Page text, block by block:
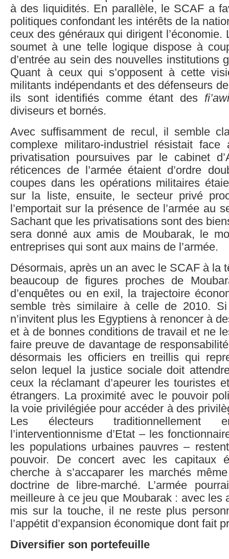
à des liquidités. En parallèle, le SCAF a
politiques confondant les intérêts de la
ceux des généraux qui dirigent l’économie.
soumet à une telle logique dispose à
d’entrée au sein des nouvelles institutions
Quant à ceux qui s’opposent à cette
militants indépendants et des défenseurs
ils sont identifiés comme étant des
diviseurs et bornés.
Avec suffisamment de recul, il semble
complexe militaro-industriel résistait face
privatisation poursuives par le cabinet
réticences de l’armée étaient d’ordre
coupes dans les opérations militaires
sur la liste, ensuite, le secteur privé
l’emportait sur la présence de l’armée au
Sachant que les privatisations sont des
sera donné aux amis de Moubarak, le
entreprises qui sont aux mains de l’armée.
Désormais, après un an avec le SCAF à la
beaucoup de figures proches de
d’enquêtes ou en exil, la trajectoire
semble très similaire à celle de 2010.
n’invitent plus les Egyptiens à renoncer à
et à de bonnes conditions de travail et ne
faire preuve de davantage de
désormais les officiers en treillis qui
selon lequel la justice sociale doit
ceux la réclamant d’apeurer les touristes
étrangers. La proximité avec le pouvoir
la voie privilégiée pour accéder à des
Les électeurs
l’interventionnisme d’Etat – les
les populations urbaines pauvres –
pouvoir. De concert avec les capitaux
cherche à s’accaparer les marchés
doctrine de libre-marché. L’armée
meilleure à ce jeu que Moubarak : avec les
mis sur la touche, il ne reste plus
l’appétit d’expansion économique dont fait
Diversifier son portefeuille